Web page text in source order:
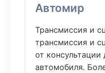
Автомир
Трансмиссия и
трансмиссия и
от
автомобиля.